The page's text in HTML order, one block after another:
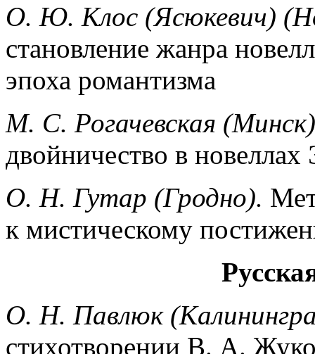
О. Ю. Клос (Ясюкевич)
становление жанра
эпоха романтизма
М. С. Рогачевская
двойничество в
О. Н. Гутар (Гродно).
к мистическому
О. Н. Павлюк
стихотворении В. А.